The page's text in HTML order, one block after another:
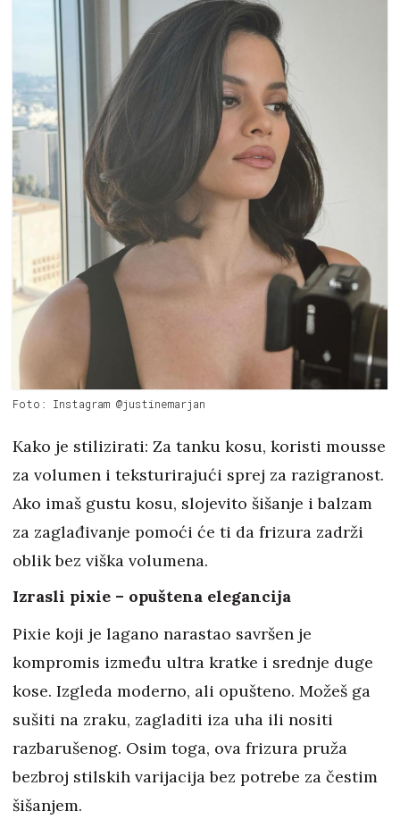
Foto: Instagram @justinemarjan
Kako je stilizirati: Za tanku kosu, koristi mousse
za volumen i teksturirajući sprej za razigranost.
Ako imaš gustu kosu, slojevito šišanje i balzam
za zaglađivanje pomoći će ti da frizura zadrži
oblik bez viška volumena.
Izrasli pixie – opuštena elegancija
Pixie koji je lagano narastao savršen je
kompromis između ultra kratke i srednje duge
kose. Izgleda moderno, ali opušteno. Možeš ga
sušiti na zraku, zagladiti iza uha ili nositi
razbarušenog. Osim toga, ova frizura pruža
bezbroj stilskih varijacija bez potrebe za čestim
šišanjem.